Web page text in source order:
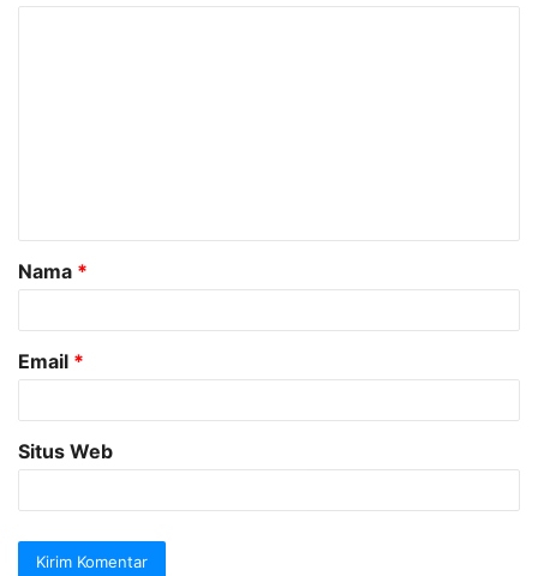
a
r
Nama *
Email *
Situs Web